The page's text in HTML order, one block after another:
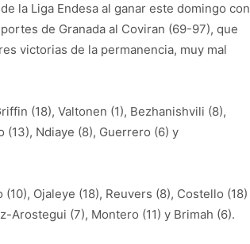
la Liga Endesa al ganar este domingo con
de Granada al Coviran (69-97), que
victorias de la permanencia, muy mal
(18), Valtonen (1), Bezhanishvili (8),
Ndiaye (8), Guerrero (6) y
(10), Ojaleye (18), Reuvers (8), Costello (18)
Arostegui (7), Montero (11) y Brimah (6).